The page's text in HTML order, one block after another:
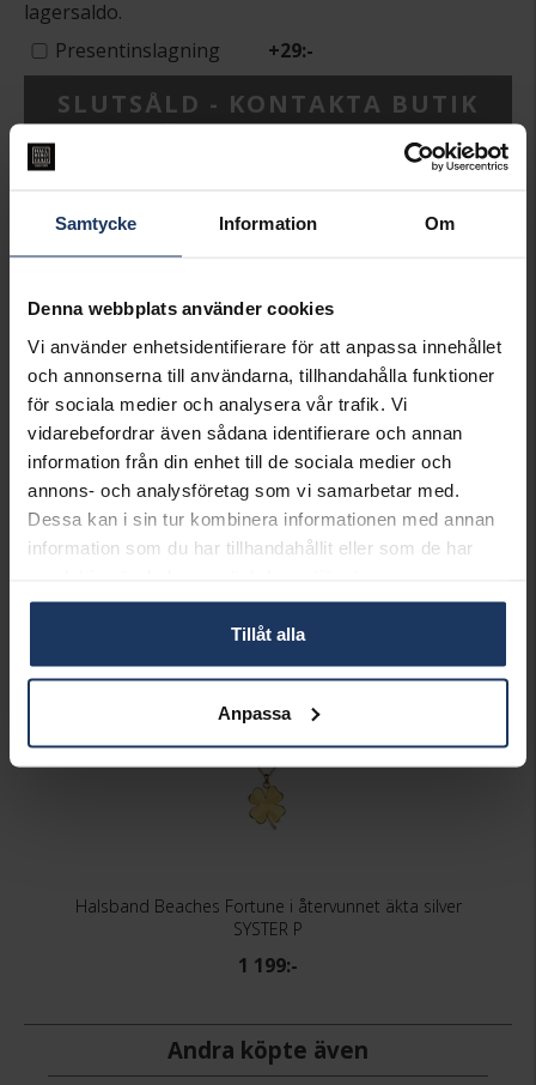
Samtycke Information Om
Denna webbplats använder cookies
Vi använder enhetsidentifierare för att anpassa innehållet
och annonserna till användarna, tillhandahålla funktioner
för sociala medier och analysera vår trafik. Vi
vidarebefordrar även sådana identifierare och annan
information från din enhet till de sociala medier och
annons- och analysföretag som vi samarbetar med.
Dessa kan i sin tur kombinera informationen med annan
information som du har tillhandahållit eller som de har
Tillåt alla
Anpassa
lagersaldo.
Presentinslagning
+29:-
SLUTSÅLD - KONTAKTA BUTIK
Leveranstid 2-5 arbetsdagar.
BREDD CA (MM)
12,8
HÖJD CA (MM)
11,4
LÄNGD CA (CM)
16,5-18-19,5
VARUMÄRKE
Syster P
MODELL
STRICT SIMPLE, BG1164
MATERIAL
Silver
DETALJER
Förgyllt
Matchande produkter och andra varianter
Halsband Beaches Fortune i återvunnet äkta silver
SYSTER P
1 199:-
Andra köpte även